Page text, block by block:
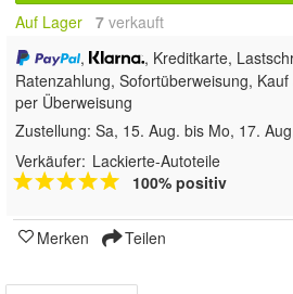
Auf Lager 7 verkauft
,
, Kreditkarte,
Ratenzahlung, Sofortüberweisung,
per Überweisung
Zustellung: Sa, 15. Aug. bis Mo, 17.
Verkäufer: Lackierte-Autoteile
100% positiv
Merken Teilen